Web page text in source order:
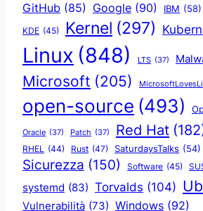
GitHub (85) Google (90) IBM (58)
KDE (45) Kernel (297)
Linux (848) LTS (37)
Microsoft (205)
open-source (493)
Oracle (37) Patch (37) Red Hat
RHEL (44) Rust (47) SaturdaysTalks (54)
Sicurezza (150) Software (45)
systemd (83) Torvalds (104)
Vulnerabilità (73) Windows (92)